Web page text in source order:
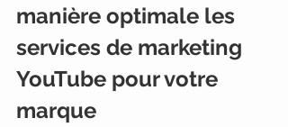
manière optimale les
services de marketing
YouTube pour votre
marque